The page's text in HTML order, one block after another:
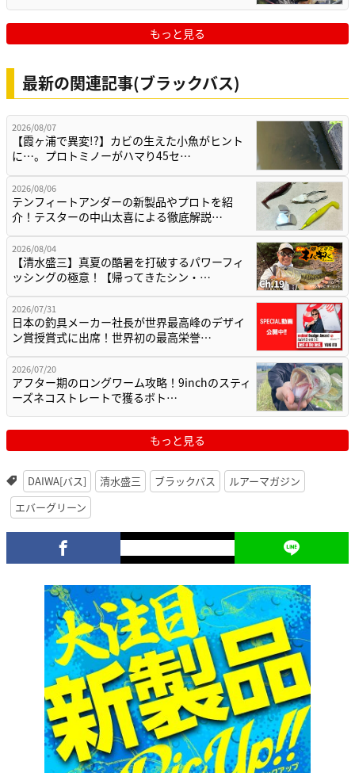
もっと見る
最新の関連記事(ブラックバス)
2026/08/07
【霞ヶ浦で異変!?】カビの生えた小魚がヒント
に…。プロトミノーがハマり45セ…
2026/08/06
テンフィートアンダーの新製品やプロトを紹
介！テスターの中山太喜による徹底解説…
2026/08/04
【清水盛三】真夏の酷暑を打破するパワーフィ
ッシングの極意！【帰ってきたシン・…
2026/07/31
日本の釣具メーカー社長が世界最高峰のデザイ
ン賞授賞式に出席！世界初の最高栄誉…
2026/07/20
アフター期のロングワーム攻略！9inchのスティ
ーズネコストレートで獲るボト…
もっと見る
DAIWA[バス] 清水盛三 ブラックバス
ルアーマガジン
エバーグリーン